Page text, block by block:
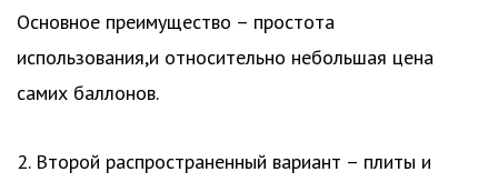
Основное преимущество – простота
использования,и относительно небольшая цена
самих баллонов.
2. Второй распространенный вариант – плиты и